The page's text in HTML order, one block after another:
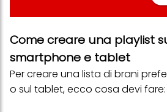
Come creare una playlist
smartphone e tablet
Per creare una lista di brani
o sul tablet, ecco cosa devi fare: